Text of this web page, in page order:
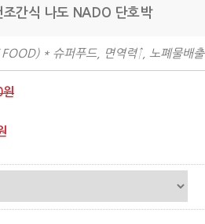
간식 나도 NADO 단호박
* 슈퍼푸드, 면역력↑, 노폐물배출